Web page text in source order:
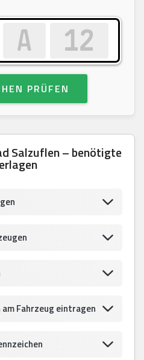
PRÜFEN
Salzuflen – benötigte
Fahrzeug eintragen